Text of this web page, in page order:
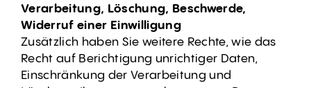
Verarbeitung, Löschung, Beschwerde,
Widerruf einer Einwilligung
Zusätzlich haben Sie weitere Rechte, wie das
Recht auf Berichtigung unrichtiger Daten,
Einschränkung der Verarbeitung und